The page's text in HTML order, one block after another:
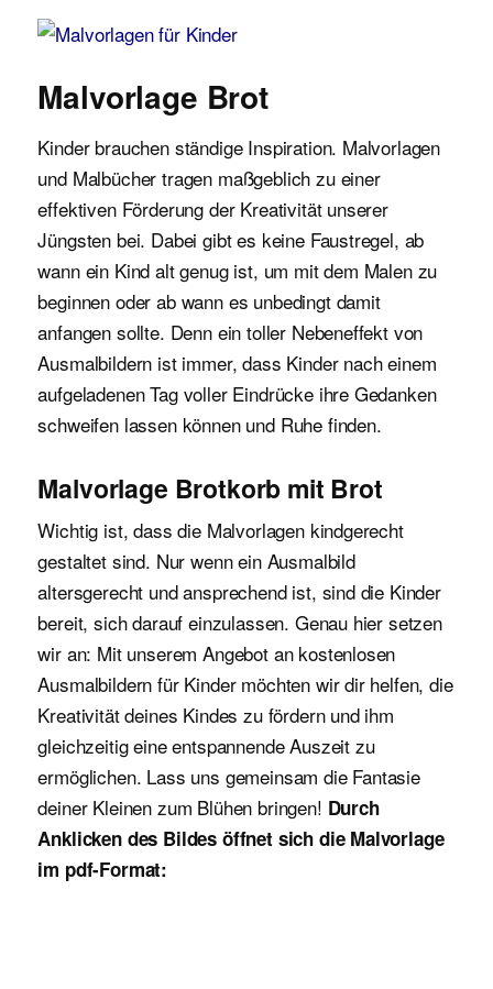
Malvorlagen für Kinder
Malvorlage Brot
Kinder brauchen ständige Inspiration. Malvorlagen
und Malbücher tragen maßgeblich zu einer
effektiven Förderung der Kreativität unserer
Jüngsten bei. Dabei gibt es keine Faustregel, ab
wann ein Kind alt genug ist, um mit dem Malen zu
beginnen oder ab wann es unbedingt damit
anfangen sollte. Denn ein toller Nebeneffekt von
Ausmalbildern ist immer, dass Kinder nach einem
aufgeladenen Tag voller Eindrücke ihre Gedanken
schweifen lassen können und Ruhe finden.
Malvorlage Brotkorb mit Brot
Wichtig ist, dass die Malvorlagen kindgerecht
gestaltet sind. Nur wenn ein Ausmalbild
altersgerecht und ansprechend ist, sind die Kinder
bereit, sich darauf einzulassen. Genau hier setzen
wir an: Mit unserem Angebot an kostenlosen
Ausmalbildern für Kinder möchten wir dir helfen, die
Kreativität deines Kindes zu fördern und ihm
gleichzeitig eine entspannende Auszeit zu
ermöglichen. Lass uns gemeinsam die Fantasie
deiner Kleinen zum Blühen bringen! Durch
Anklicken des Bildes öffnet sich die Malvorlage
im pdf-Format: